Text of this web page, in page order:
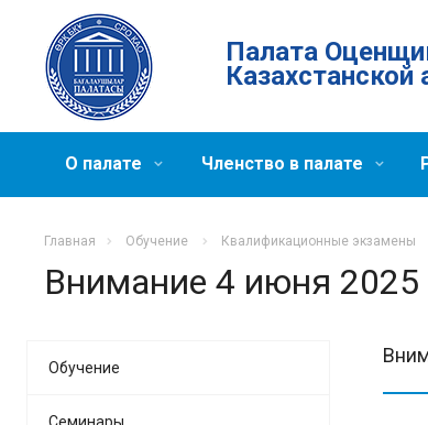
Палата
О палате Членство в палате
Главная Обучение Квалификационные экзамены
Внимание 4 июня
Обучение